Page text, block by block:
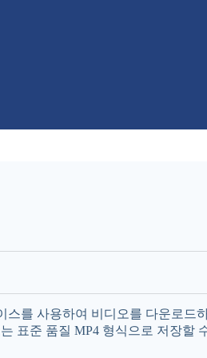
스를 사용하여 비디오를 다운로
표준 품질 MP4 형식으로 저장할